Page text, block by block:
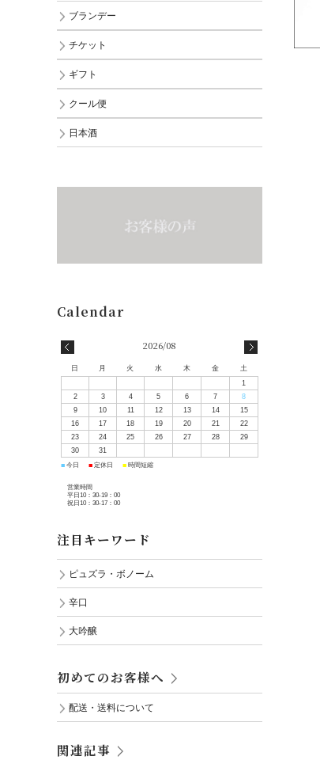
ブランデー
チケット
ギフト
クール便
日本酒
2026/08
日 月 火 水 木 金
土
1
2
3 4 5 6 7
8
9
10 11 12 13 14
15
16
17 18 19 20 21
22
23
24 25 26 27 28
29
30
31
■ 今日 ■ 定休日 ■ 時間短縮
営業時間
平日10：30-19：00
祝日10：30-17：00
注目キーワード
ピュズラ・ボノーム
辛口
大吟醸
初めてのお客様へ
配送・送料について
関連記事